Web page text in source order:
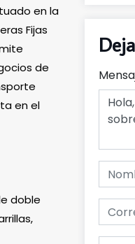
en la
Fijas
de
en el
doble